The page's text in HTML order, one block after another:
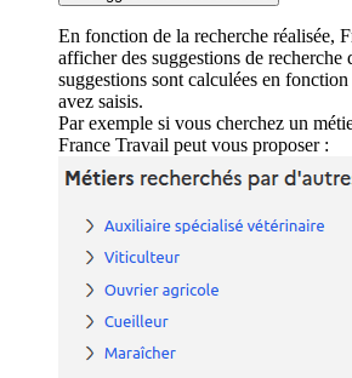
En fonction de la recherche réalisée,
afficher des suggestions de recherche
suggestions sont calculées en
avez saisis.
Par exemple si vous cherchez un
France Travail peut vous proposer :